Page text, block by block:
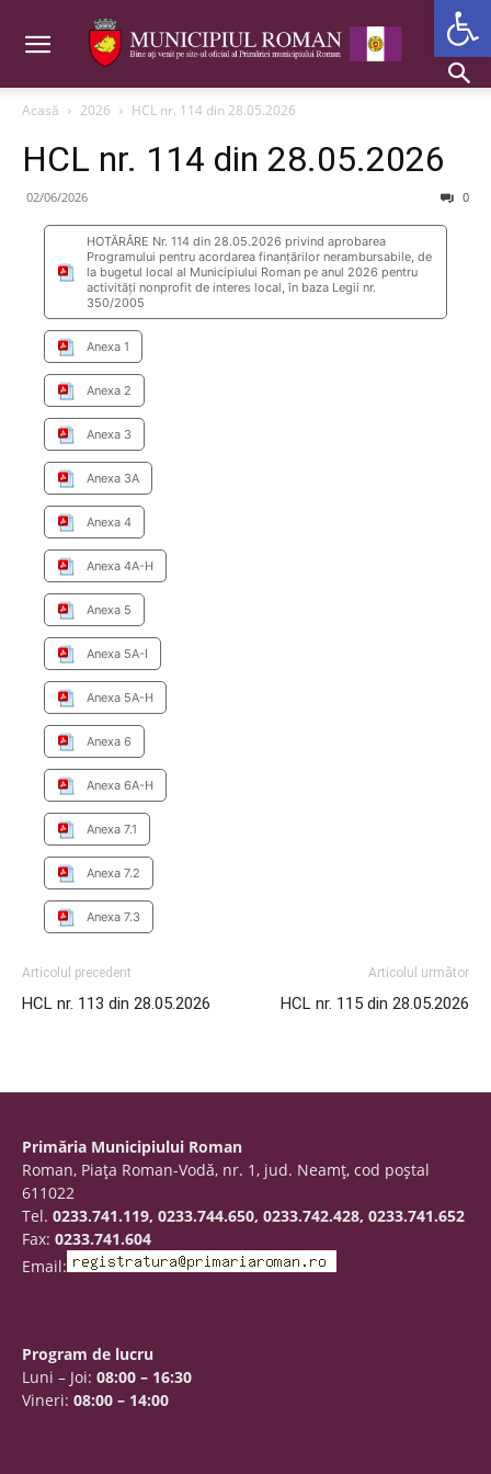
Acasă 2026 HCL nr. 114 din 28.05.2026
HCL nr. 114 din 28.05.2026
02/06/2026 0
HOTĂRÂRE Nr. 114 din 28.05.2026 privind aprobarea
Programului pentru acordarea finanţărilor nerambursabile, de
la bugetul local al Municipiului Roman pe anul 2026 pentru
activităţi nonprofit de interes local, în baza Legii nr.
350/2005
Anexa 1
Anexa 2
Anexa 3
Anexa 3A
Anexa 4
Anexa 4A-H
Anexa 5
Anexa 5A-I
Anexa 5A-H
Anexa 6
Anexa 6A-H
Anexa 7.1
Anexa 7.2
Anexa 7.3
Articolul precedent
HCL nr. 113 din 28.05.2026
Articolul următor
HCL nr. 115 din 28.05.2026
Primăria Municipiului Roman
Roman, Piaţa Roman-Vodă, nr. 1, jud. Neamţ, cod poştal
611022
Tel. 0233.741.119, 0233.744.650, 0233.742.428, 0233.741.652
Fax: 0233.741.604
Email:
Program de lucru
Luni – Joi: 08:00 – 16:30
Vineri: 08:00 – 14:00